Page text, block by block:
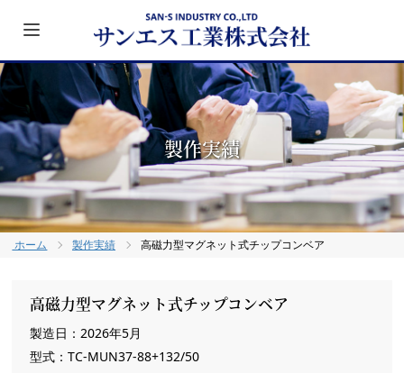
Toggle
navigation
製作実績
ホーム 製作実績 高磁力型マグネット式チップコンベア
高磁力型マグネット式チップコンベア
製造日：2026年5月
型式：TC-MUN37-88+132/50